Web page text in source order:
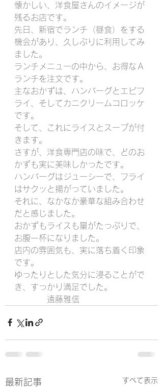
懐かしい、洋食屋さんのイメージが
残るお店です。
先日、新宿でランチ（昼食）をする
機会があり、久しぶりに利用してみ
ました。
ランチメニューの中から、お得なＡ
ランチを注文です。
主なおかずは、ハンバーグとエビフ
ライ、そしてカニクリームコロッケ
です。
そして、これにライスとスープが付
きます。
さすが、洋食専門店の味で、どのお
かずも実に美味しかったです。
ハンバーグはジューシーで、フライ
はサクッと揚がっていました。
それに、なかなか豪華な組み合わせ
だと感じました。
おかずもライスも量がたっぷりで、
お腹一杯になりました。
店内の雰囲気も、実に落ち着く印象
です。
ゆったりとした気分に浸ることがで
き、すっかり満足でした。
遠藤雅信
最新記事 すべて表示